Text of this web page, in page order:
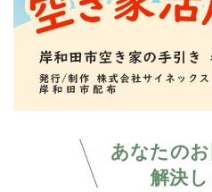
あなたの
解決